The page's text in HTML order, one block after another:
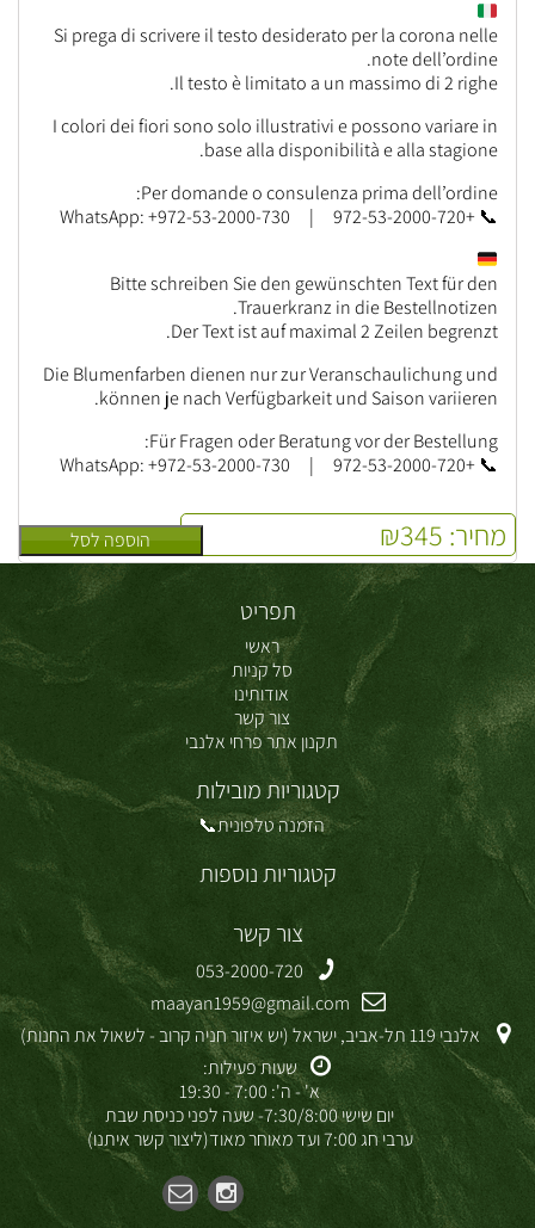
Si prega di scrivere il testo desiderato per la corona nelle
note dell’ordine.
Il testo è limitato a un massimo di 2 righe.
I colori dei fiori sono solo illustrativi e possono variare in
base alla disponibilità e alla stagione.
Per domande o consulenza prima dell’ordine:
📞 +972-53-2000-720 | WhatsApp: +972-53-2000-730
Bitte schreiben Sie den gewünschten Text für den
Trauerkranz in die Bestellnotizen.
Der Text ist auf maximal 2 Zeilen begrenzt.
Die Blumenfarben dienen nur zur Veranschaulichung und
können je nach Verfügbarkeit und Saison variieren.
Für Fragen oder Beratung vor der Bestellung:
📞 +972-53-2000-720 | WhatsApp: +972-53-2000-730
מחיר: ₪345 הוספה לסל
תפריט
ראשי
סל קניות
אודותינו
צור קשר
תקנון אתר פרחי אלנבי
קטגוריות מובילות
הזמנה טלפונית📞
קטגוריות נוספות
צור קשר
053-2000-720
maayan1959@gmail.com
אלנבי 119 תל-אביב, ישראל (יש איזור חניה קרוב - לשאול את החנות)
שעות פעילות:
א' - ה': 7:00 - 19:30
יום שישי 7:30/8:00- שעה לפני כניסת שבת
ערבי חג 7:00 ועד מאוחר מאוד(ליצור קשר איתנו)